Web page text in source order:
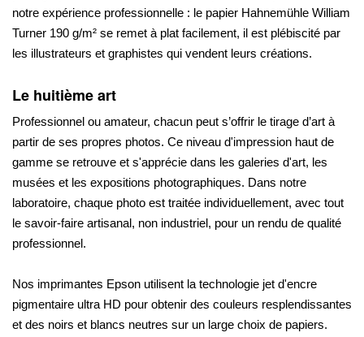
notre expérience professionnelle : le papier Hahnemühle William
Turner 190 g/m² se remet à plat facilement, il est plébiscité par
les illustrateurs et graphistes qui vendent leurs créations.
Le huitième art
Professionnel ou amateur, chacun peut s’offrir le tirage d’art à
partir de ses propres photos. Ce niveau d'impression haut de
gamme se retrouve et s'apprécie dans les galeries d'art, les
musées et les expositions photographiques. Dans notre
laboratoire, chaque photo est traitée individuellement, avec tout
le savoir-faire artisanal, non industriel, pour un rendu de qualité
professionnel.
Nos imprimantes Epson utilisent la technologie jet d'encre
pigmentaire ultra HD pour obtenir des couleurs resplendissantes
et des noirs et blancs neutres sur un large choix de papiers.